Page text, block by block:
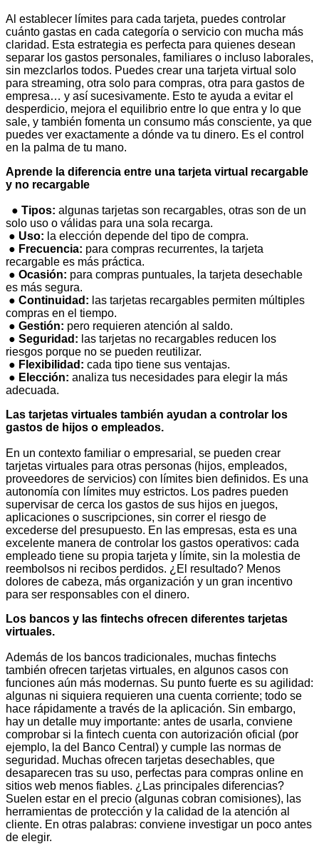
Al establecer límites para cada tarjeta, puedes controlar
cuánto gastas en cada categoría o servicio con mucha más
claridad. Esta estrategia es perfecta para quienes desean
separar los gastos personales, familiares o incluso laborales,
sin mezclarlos todos. Puedes crear una tarjeta virtual solo
para streaming, otra solo para compras, otra para gastos de
empresa… y así sucesivamente. Esto te ayuda a evitar el
desperdicio, mejora el equilibrio entre lo que entra y lo que
sale, y también fomenta un consumo más consciente, ya que
puedes ver exactamente a dónde va tu dinero. Es el control
en la palma de tu mano.
Aprende la diferencia entre una tarjeta virtual recargable
y no recargable
● Tipos: algunas tarjetas son recargables, otras son de un
solo uso o válidas para una sola recarga.
● Uso: la elección depende del tipo de compra.
● Frecuencia: para compras recurrentes, la tarjeta
recargable es más práctica.
● Ocasión: para compras puntuales, la tarjeta desechable
es más segura.
● Continuidad: las tarjetas recargables permiten múltiples
compras en el tiempo.
● Gestión: pero requieren atención al saldo.
● Seguridad: las tarjetas no recargables reducen los
riesgos porque no se pueden reutilizar.
● Flexibilidad: cada tipo tiene sus ventajas.
● Elección: analiza tus necesidades para elegir la más
adecuada.
Las tarjetas virtuales también ayudan a controlar los
gastos de hijos o empleados.
En un contexto familiar o empresarial, se pueden crear
tarjetas virtuales para otras personas (hijos, empleados,
proveedores de servicios) con límites bien definidos. Es una
autonomía con límites muy estrictos. Los padres pueden
supervisar de cerca los gastos de sus hijos en juegos,
aplicaciones o suscripciones, sin correr el riesgo de
excederse del presupuesto. En las empresas, esta es una
excelente manera de controlar los gastos operativos: cada
empleado tiene su propia tarjeta y límite, sin la molestia de
reembolsos ni recibos perdidos. ¿El resultado? Menos
dolores de cabeza, más organización y un gran incentivo
para ser responsables con el dinero.
Los bancos y las fintechs ofrecen diferentes tarjetas
virtuales.
Además de los bancos tradicionales, muchas fintechs
también ofrecen tarjetas virtuales, en algunos casos con
funciones aún más modernas. Su punto fuerte es su agilidad:
algunas ni siquiera requieren una cuenta corriente; todo se
hace rápidamente a través de la aplicación. Sin embargo,
hay un detalle muy importante: antes de usarla, conviene
comprobar si la fintech cuenta con autorización oficial (por
ejemplo, la del Banco Central) y cumple las normas de
seguridad. Muchas ofrecen tarjetas desechables, que
desaparecen tras su uso, perfectas para compras online en
sitios web menos fiables. ¿Las principales diferencias?
Suelen estar en el precio (algunas cobran comisiones), las
herramientas de protección y la calidad de la atención al
cliente. En otras palabras: conviene investigar un poco antes
de elegir.